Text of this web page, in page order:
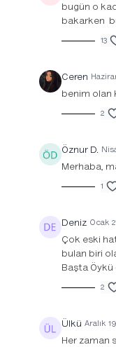
bugün o
bakarken bu
13
Ceren
benim olan
2
Öznur D.
Merhaba,
1
Deniz Ocak
Çok eski
bulan biri
Başta
2
Ülkü Aralık
Her zaman